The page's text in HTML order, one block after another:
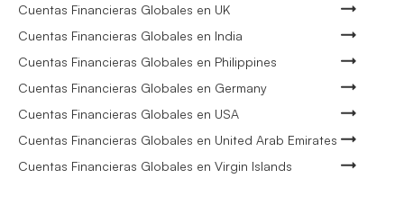
Cuentas Financieras Globales en UK
Cuentas Financieras Globales en India
Cuentas Financieras Globales en Philippines
Cuentas Financieras Globales en Germany
Cuentas Financieras Globales en USA
Cuentas Financieras Globales en United Arab Emirates
Cuentas Financieras Globales en Virgin Islands